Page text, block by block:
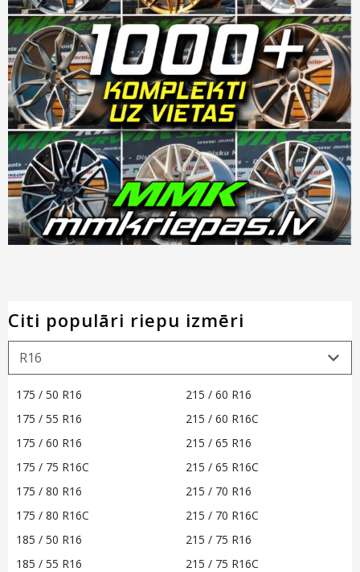
Citi populāri riepu izmēri
175 / 50 R16
175 / 55 R16
175 / 60 R16
175 / 75 R16C
175 / 80 R16
175 / 80 R16C
185 / 50 R16
185 / 55 R16
215 / 60 R16
215 / 60 R16C
215 / 65 R16
215 / 65 R16C
215 / 70 R16
215 / 70 R16C
215 / 75 R16
215 / 75 R16C